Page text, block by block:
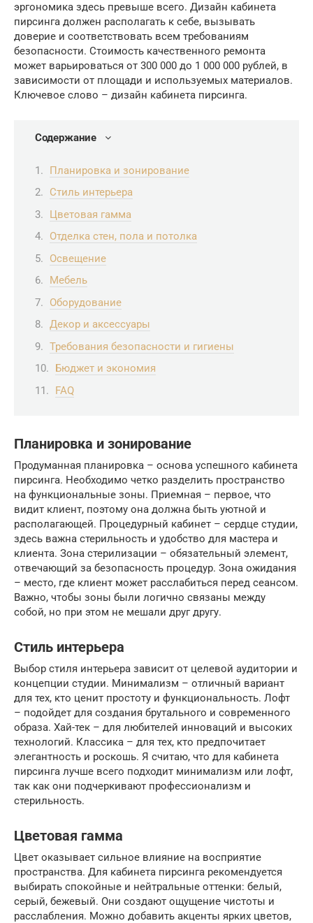
эргономика здесь превыше всего. Дизайн кабинета
пирсинга должен располагать к себе, вызывать
доверие и соответствовать всем требованиям
безопасности. Стоимость качественного ремонта
может варьироваться от 300 000 до 1 000 000 рублей, в
зависимости от площади и используемых материалов.
Ключевое слово – дизайн кабинета пирсинга.
Содержание
Планировка и зонирование
Стиль интерьера
Цветовая гамма
Отделка стен, пола и потолка
Освещение
Мебель
Оборудование
Декор и аксессуары
Требования безопасности и гигиены
Бюджет и экономия
FAQ
Планировка и зонирование
Продуманная планировка – основа успешного кабинета
пирсинга. Необходимо четко разделить пространство
на функциональные зоны. Приемная – первое, что
видит клиент, поэтому она должна быть уютной и
располагающей. Процедурный кабинет – сердце студии,
здесь важна стерильность и удобство для мастера и
клиента. Зона стерилизации – обязательный элемент,
отвечающий за безопасность процедур. Зона ожидания
– место, где клиент может расслабиться перед сеансом.
Важно, чтобы зоны были логично связаны между
собой, но при этом не мешали друг другу.
Стиль интерьера
Выбор стиля интерьера зависит от целевой аудитории и
концепции студии. Минимализм – отличный вариант
для тех, кто ценит простоту и функциональность. Лофт
– подойдет для создания брутального и современного
образа. Хай-тек – для любителей инноваций и высоких
технологий. Классика – для тех, кто предпочитает
элегантность и роскошь. Я считаю, что для кабинета
пирсинга лучше всего подходит минимализм или лофт,
так как они подчеркивают профессионализм и
стерильность.
Цветовая гамма
Цвет оказывает сильное влияние на восприятие
пространства. Для кабинета пирсинга рекомендуется
выбирать спокойные и нейтральные оттенки: белый,
серый, бежевый. Они создают ощущение чистоты и
расслабления. Можно добавить акценты ярких цветов,